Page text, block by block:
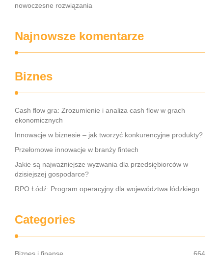
nowoczesne rozwiązania
Najnowsze komentarze
Biznes
Cash flow gra: Zrozumienie i analiza cash flow w grach
ekonomicznych
Innowacje w biznesie – jak tworzyć konkurencyjne produkty?
Przełomowe innowacje w branży fintech
Jakie są najważniejsze wyzwania dla przedsiębiorców w
dzisiejszej gospodarce?
RPO Łódź: Program operacyjny dla województwa łódzkiego
Categories